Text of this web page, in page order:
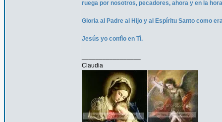
ruega por nosotros, pecadores, ahora y en la
Gloria al Padre al Hijo y al Espíritu Santo como
Jesús yo confìo en Tì.
Claudia